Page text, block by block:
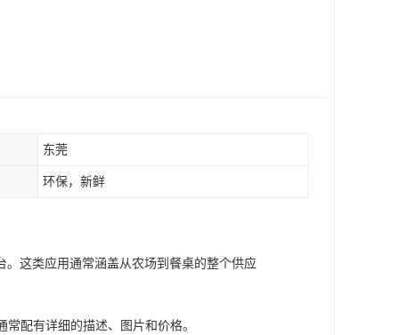
东莞
环保，新鲜
这类应用通常涵盖从农场到餐桌的整个供应
配有详细的描述、图片和价格。